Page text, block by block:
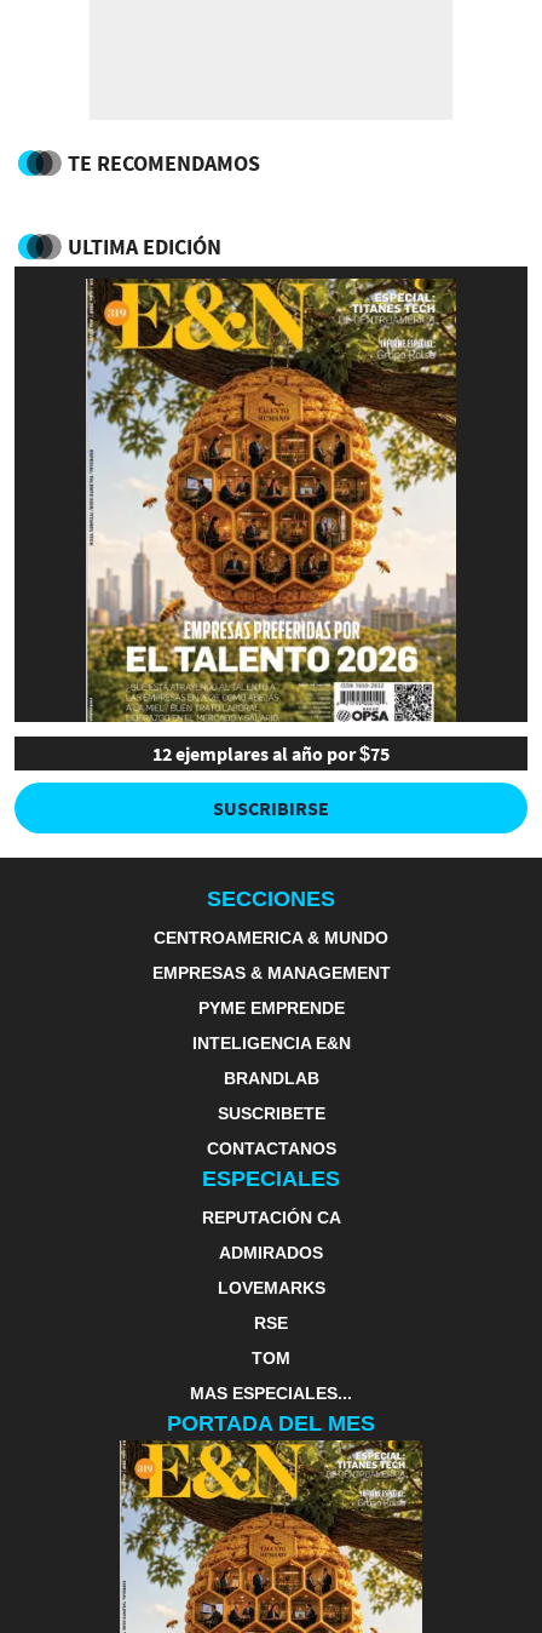
TE RECOMENDAMOS
ULTIMA EDICIÓN
12 ejemplares al año por $75
SUSCRIBIRSE
SECCIONES
CENTROAMERICA & MUNDO
EMPRESAS & MANAGEMENT
PYME EMPRENDE
INTELIGENCIA E&N
BRANDLAB
SUSCRIBETE
CONTACTANOS
ESPECIALES
REPUTACIÓN CA
ADMIRADOS
LOVEMARKS
RSE
TOM
MAS ESPECIALES...
PORTADA DEL MES